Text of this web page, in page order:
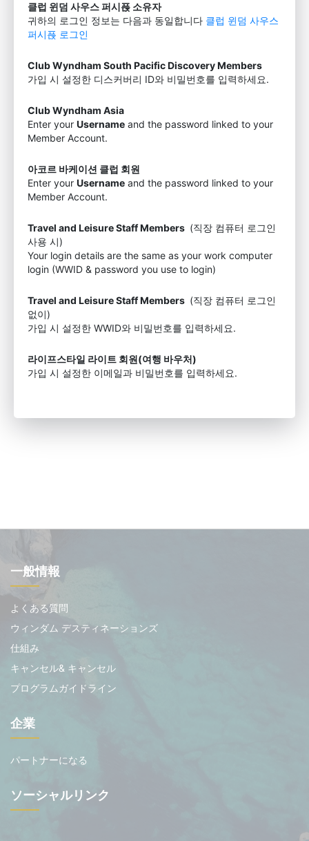
클럽 윈덤 사우스 퍼시픉 소유자
귀하의 로그인 정보는 다음과 동일합니다 클럽 윈덤 사우스
퍼시픉 로그인
Club Wyndham South Pacific Discovery Members
가입 시 설정한 디스커버리 ID와 비밀번호를 입력하세요.
Club Wyndham Asia
Enter your Username and the password linked to your
Member Account.
아코르 바케이션 클럽 회원
Enter your Username and the password linked to your
Member Account.
Travel and Leisure Staff Members (직장 컴퓨터 로그인
사용 시)
Your login details are the same as your work computer
login (WWID & password you use to login)
Travel and Leisure Staff Members (직장 컴퓨터 로그인
없이)
가입 시 설정한 WWID와 비밀번호를 입력하세요.
라이프스타일 라이트 회원(여행 바우처)
가입 시 설정한 이메일과 비밀번호를 입력하세요.
一般情報
よくある質問
ウィンダム デスティネーションズ
仕組み
キャンセル& キャンセル
プログラムガイドライン
企業
パートナーになる
ソーシャルリンク